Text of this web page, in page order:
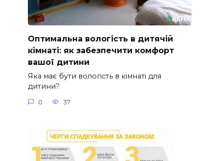
Оптимальна вологість в дитячій
кімнаті: як забезпечити комфорт
вашої дитини
Яка має бути вологість в кімнаті для
дитини?
0 37